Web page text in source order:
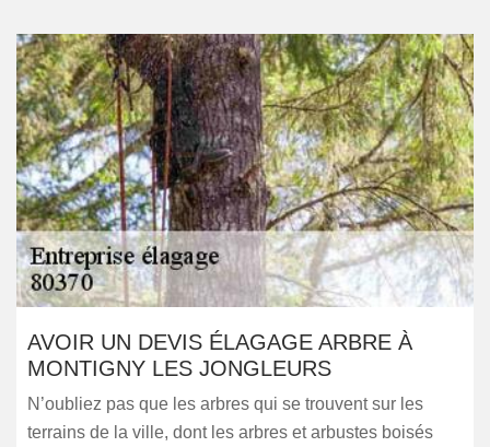
AVOIR UN DEVIS ÉLAGAGE ARBRE À
MONTIGNY LES JONGLEURS
N’oubliez pas que les arbres qui se trouvent sur les
terrains de la ville, dont les arbres et arbustes boisés